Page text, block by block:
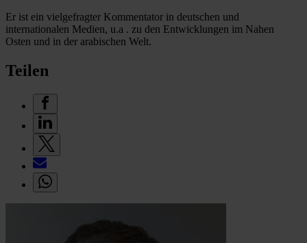
Er ist ein vielgefragter Kommentator in deutschen und
internationalen Medien, u.a . zu den Entwicklungen im Nahen
Osten und in der arabischen Welt.
Teilen